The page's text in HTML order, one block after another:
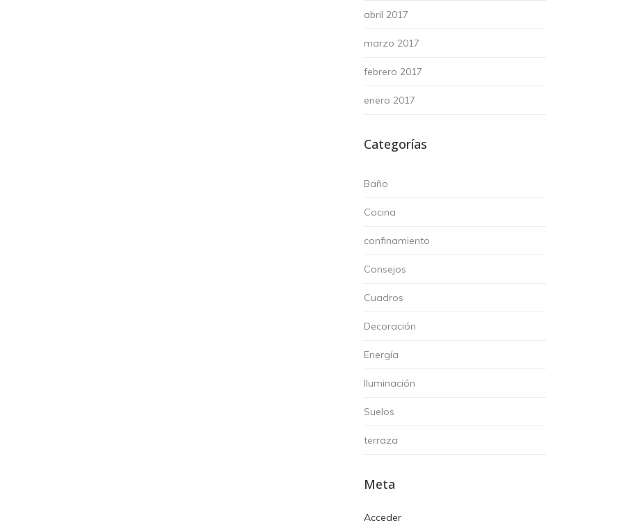
abril 2017
marzo 2017
febrero 2017
enero 2017
Categorías
Baño
Cocina
confinamiento
Consejos
Cuadros
Decoración
Energía
Iluminación
Suelos
terraza
Meta
Acceder